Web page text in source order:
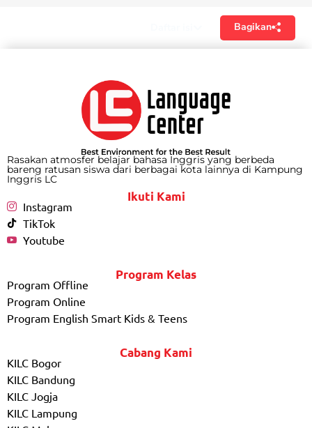
Bagikan
Rasakan atmosfer belajar bahasa Inggris yang berbeda
bareng ratusan siswa dari berbagai kota lainnya di Kampung
Inggris LC
Ikuti Kami
Instagram
TikTok
Youtube
Program Kelas
Program Offline
Program Online
Program English Smart Kids & Teens
Cabang Kami
KILC Bogor
KILC Bandung
KILC Jogja
KILC Lampung